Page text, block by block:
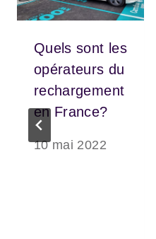
Quels sont les
opérateurs du
rechargement
en France?
10 mai 2022